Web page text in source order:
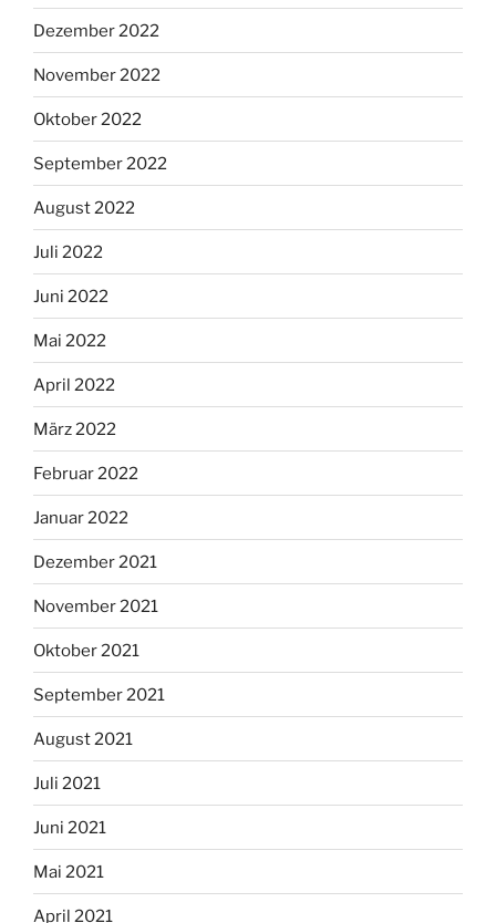
Dezember 2022
November 2022
Oktober 2022
September 2022
August 2022
Juli 2022
Juni 2022
Mai 2022
April 2022
März 2022
Februar 2022
Januar 2022
Dezember 2021
November 2021
Oktober 2021
September 2021
August 2021
Juli 2021
Juni 2021
Mai 2021
April 2021